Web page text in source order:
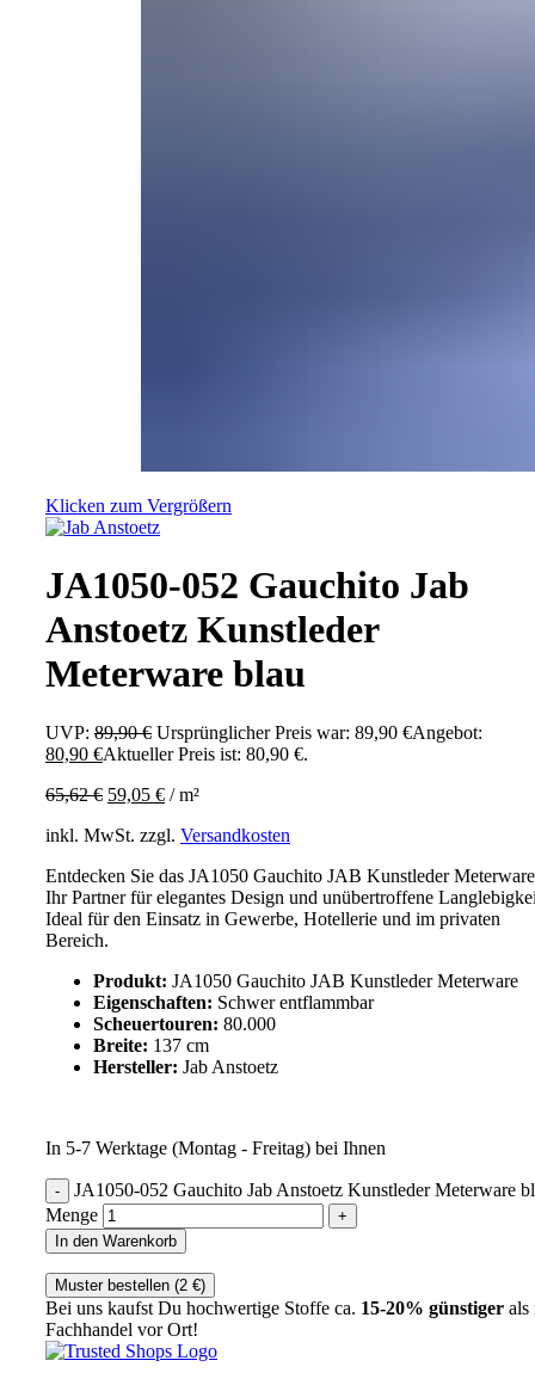
Klicken zum Vergrößern
JA1050-052 Gauchito Jab
Anstoetz Kunstleder
Meterware blau
UVP: 89,90€ Ursprünglicher Preis war: 89,90 €Angebot:
80,90 €Aktueller Preis ist: 80,90 €.
65,62€ 59,05 € /m²
inkl. MwSt. zzgl. Versandkosten
Entdecken Sie das JA1050 Gauchito JAB Kunstleder
Ihr Partner für elegantes Design und unübertroffene
Ideal für den Einsatz in Gewerbe, Hotellerie und im privaten
Bereich.
Produkt: JA1050 Gauchito JAB Kunstleder Meterware
Eigenschaften: Schwer entflammbar
Scheuertouren: 80.000
Breite: 137 cm
Hersteller: Jab Anstoetz
In 5-7 Werktage (Montag - Freitag) bei Ihnen
JA1050-052 Gauchito Jab Anstoetz Kunstleder Meterware
Menge
In den Warenkorb
Muster bestellen (2 €)
Bei uns kaufst Du hochwertige Stoffe ca. 15-20% günstiger als
Fachhandel vor Ort!